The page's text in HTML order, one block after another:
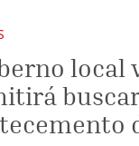
local